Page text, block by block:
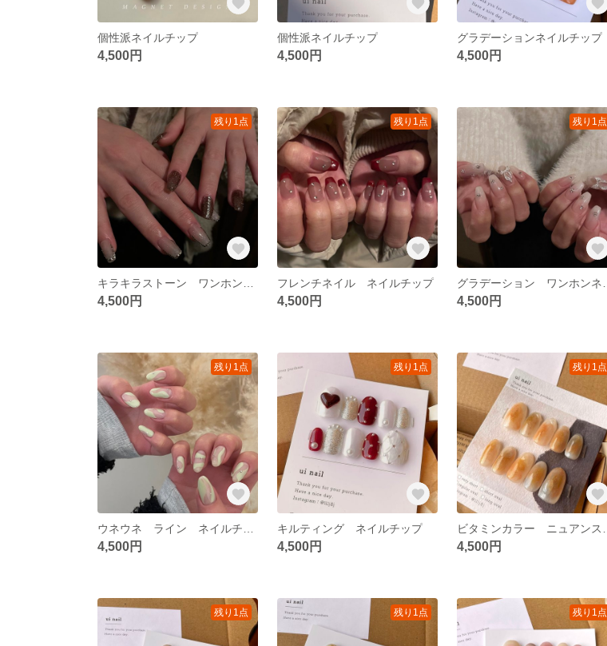
個性派ネイルチップ
4,500円
個性派ネイルチップ
4,500円
グラデーションネイルチップ
4,500円
残り1点
4,500円
残り1点
フレンチネイル ネイルチップ
4,500円
残り1点
4,500円
残り1点
4,500円
残り1点
キルティング ネイルチップ
4,500円
残り1点
4,500円
残り1点 残り1点 残り1点